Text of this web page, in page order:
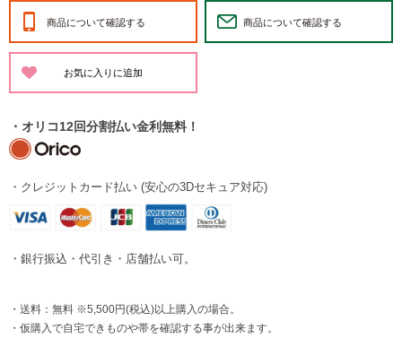
商品について確認する 商品について確認する
・オリコ12回分割払い金利無料！
・クレジットカード払い (安心の3Dセキュア対応)
・銀行振込・代引き・店舗払い可。
・送料：無料 ※5,500円(税込)以上購入の場合。
・仮購入で自宅できものや帯を確認する事が出来ます。